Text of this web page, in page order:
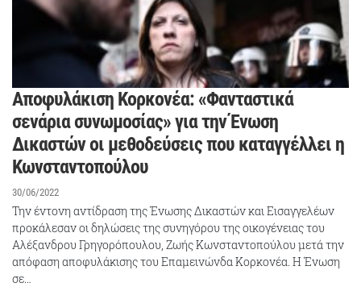
Αποφυλάκιση Κορκονέα: «Φανταστικά
σενάρια συνωμοσίας» για την Ένωση
Δικαστών οι μεθοδεύσεις που καταγγέλλει η
Κωνσταντοπούλου
30/06/2022
Την έντονη αντίδραση της Ένωσης Δικαστών και Εισαγγελέων
προκάλεσαν οι δηλώσεις της συνηγόρου της οικογένειας του
Αλέξανδρου Γρηγορόπουλου, Ζωής Κωνσταντοπούλου μετά την
απόφαση αποφυλάκισης του Επαμεινώνδα Κορκονέα. Η Ένωση
σε…